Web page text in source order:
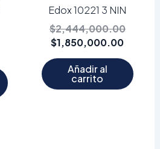
Edox 10221 3 NIN
$2,444,000.00
$1,850,000.00
Añadir al
carrito